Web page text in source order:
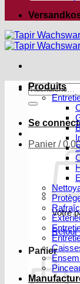
Recherche
pour :
Se
Panier /
Votre
Retour
Panier
Produits